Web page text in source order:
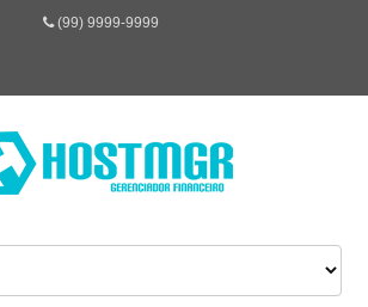
(99) 9999-9999